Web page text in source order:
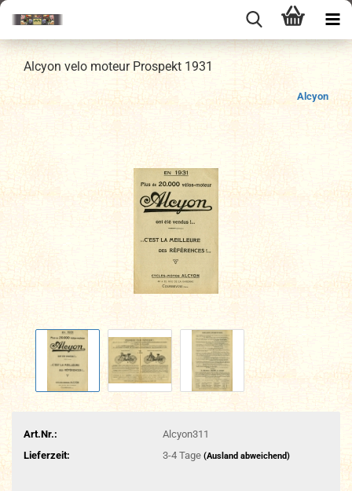
Alcyon velo moteur Prospekt 1931
Alcyon
Art.Nr.:
Alcyon311
Lieferzeit:
3-4 Tage (Ausland abweichend)